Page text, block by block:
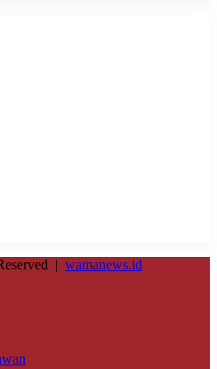
| wamanews.id